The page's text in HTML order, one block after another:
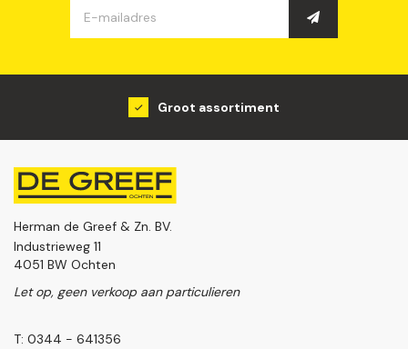
Groot assortiment
Herman de Greef & Zn. BV.
Industrieweg 11
4051 BW Ochten
Let op, geen verkoop aan particulieren
T: 0344 - 641356